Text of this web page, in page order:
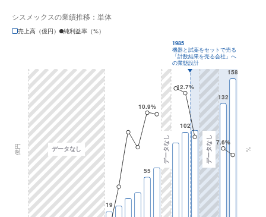
シスメックスの業績推移：単体
売上高（億円）
純利益率（%）